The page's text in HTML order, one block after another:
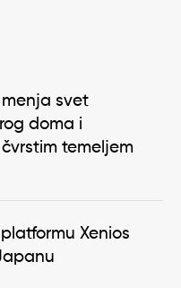
svet
doma i
temeljem
Xenios